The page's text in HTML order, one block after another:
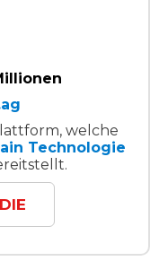
welche
Technologie